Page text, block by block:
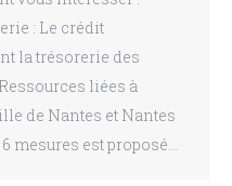
: Le crédit
la trésorerie des
liées à
de Nantes et Nantes
mesures est proposé…